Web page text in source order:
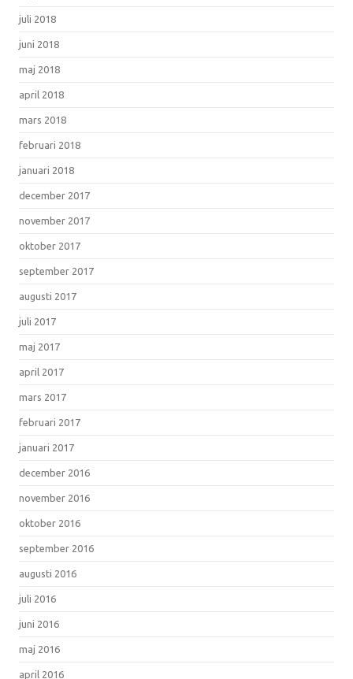
juli 2018
juni 2018
maj 2018
april 2018
mars 2018
februari 2018
januari 2018
december 2017
november 2017
oktober 2017
september 2017
augusti 2017
juli 2017
maj 2017
april 2017
mars 2017
februari 2017
januari 2017
december 2016
november 2016
oktober 2016
september 2016
augusti 2016
juli 2016
juni 2016
maj 2016
april 2016